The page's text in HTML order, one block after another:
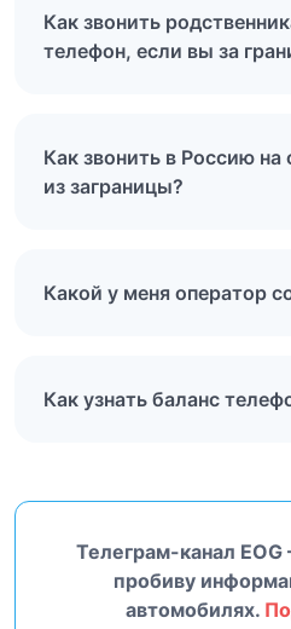
Как звонить
телефон, если вы за
Как звонить в Россию
из заграницы?
Какой у меня оператор
Как узнать баланс
Телеграм-канал EOG
пробиву
автомобилях.